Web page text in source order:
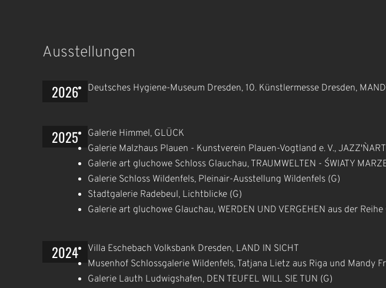
Ausstellungen
2026
Deutsches Hygiene-Museum Dresden, 10. Künstlermesse Dresden,
2025
Galerie Himmel, GLÜCK
Galerie Malzhaus Plauen - Kunstverein Plauen-Vogtland e. V.,
Galerie art gluchowe Schloss Glauchau, TRAUMWELTEN - ŚWIATY
Galerie Schloss Wildenfels, Pleinair-Ausstellung Wildenfels (G)
Stadtgalerie Radebeul, Lichtblicke (G)
Galerie art gluchowe Glauchau, WERDEN UND VERGEHEN aus der
2024
Villa Eschebach Volksbank Dresden, LAND IN SICHT
Musenhof Schlossgalerie Wildenfels, Tatjana Lietz aus Riga und Mandy
Galerie Lauth Ludwigshafen, DEN TEUFEL WILL SIE TUN (G)